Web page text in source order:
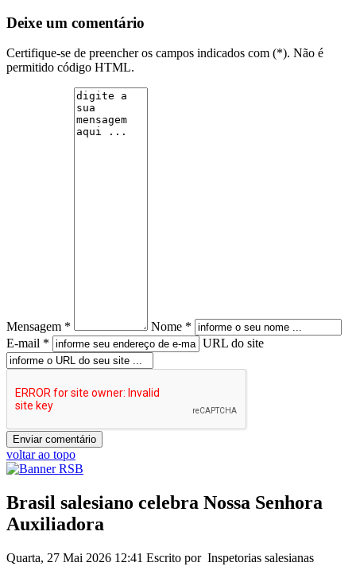
Deixe um comentário
Certifique-se de preencher os campos indicados com (*). Não é
permitido código HTML.
Mensagem *
Nome *
E-mail *
URL do site
voltar ao topo
Brasil salesiano celebra Nossa Senhora
Auxiliadora
Quarta, 27 Mai 2026 12:41 Escrito por Inspetorias salesianas